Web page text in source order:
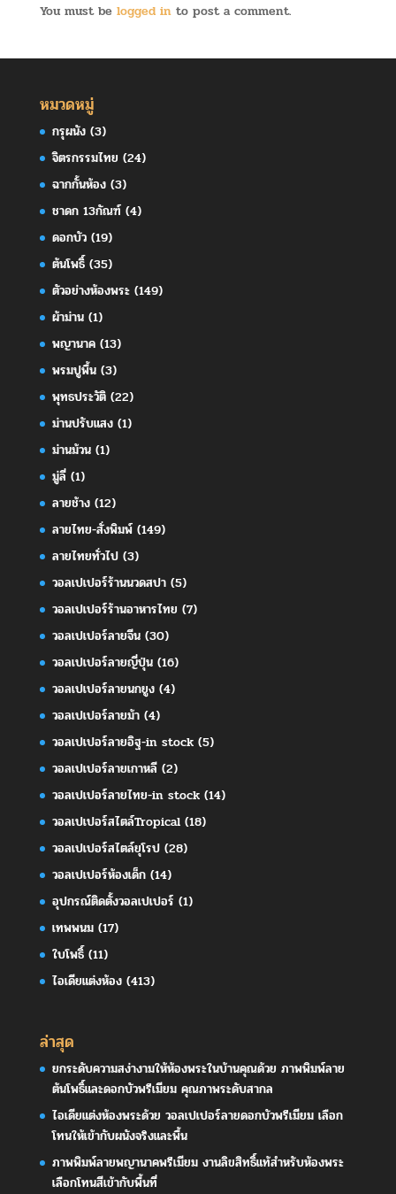
You must be logged into post a comment.
หมวดหมู่
กรุผนัง(3)
จิตรกรรมไทย (24)
ฉากกั้นห้อง(3)
ชาดก 13กัณฑ์(4)
ดอกบัว(19)
ต้นโพธิ์(35)
ตัวอย่างห้องพระ(149)
ผ้าม่าน(1)
พญานาค(13)
พรมปูพื้น(3)
พุทธประวัติ(22)
ม่านปรับแสง(1)
ม่านม้วน(1)
มู่ลี่(1)
ลายช้าง(12)
ลายไทย-สั่งพิมพ์(149)
ลายไทยทั่วไป(3)
วอลเปเปอร์ร้านนวดสปา(5)
วอลเปเปอร์ร้านอาหารไทย (7)
วอลเปเปอร์ลายจีน(30)
วอลเปเปอร์ลายญี่ปุ่น(16)
วอลเปเปอร์ลายนกยูง(4)
วอลเปเปอร์ลายม้า(4)
วอลเปเปอร์ลายอิฐ-in stock(5)
วอลเปเปอร์ลายเกาหลี(2)
วอลเปเปอร์ลายไทย-in stock(14)
วอลเปเปอร์สไตล์Tropical(18)
วอลเปเปอร์สไตล์ยุโรป(28)
วอลเปเปอร์ห้องเด็ก(14)
อุปกรณ์ติดตั้งวอลเปเปอร์ (1)
เทพพนม(17)
ใบโพธิ์(11)
ไอเดียแต่งห้อง(413)
ล่าสุด
ยกระดับความสง่างามให้ห้องพระในบ้านคุณด้วย ภาพพิมพ์ลาย
ต้นโพธิ์และดอกบัวพรีเมียม คุณภาพระดับสากล
ไอเดียแต่งห้องพระด้วย วอลเปเปอร์ลายดอกบัวพรีเมียม เลือก
โทนให้เข้ากับผนังจริงและพื้น
ภาพพิมพ์ลายพญานาคพรีเมียม งานลิขสิทธิ์แท้สำหรับห้องพระ
เลือกโทนสีเข้ากับพื้นที่